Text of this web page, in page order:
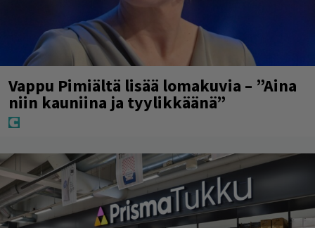
Vappu Pimiältä lisää lomakuvia – ”Aina
niin kauniina ja tyylikkäänä”